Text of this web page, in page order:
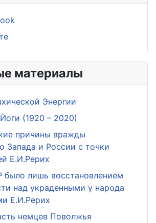
материалы
Энергии
(1920 – 2020)
причины вражды
Запада и России с точки
Е.И.Рерих
было лишь восстановлением
над украденными у народа
Е.И.Рерих
немцев Поволжья